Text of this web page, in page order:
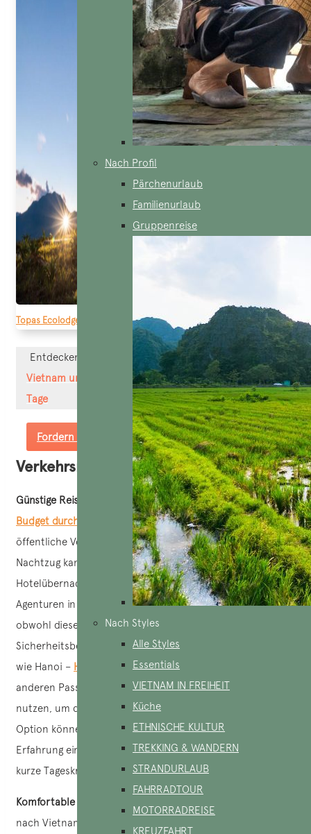
Nach Profil
Pärchenurlaub
Familienurlaub
Gruppenreise
Nach Styles
Alle Styles
Essentials
VIETNAM IN FREIHEIT
Küche
ETHNISCHE KULTUR
TREKKING & WANDERN
STRANDURLAUB
FAHRRADTOUR
MOTORRADREISE
KREUZFAHRT
Topas Ecolodge – eine der Ökolodges in Vietnam, um ein Abenteuer in
Entdecken mehr>>
Kreuzfahrt auf dem Mekong
Vietnam und Strandurlaub auf der Insel Phu Quoc 12
Tage
Fordern Sie ein maßgeschneidertes Angebot an
Verkehrsmittel
Günstige Reise nach Vietnam:Mit einem begrenzten
Budget durch Vietnam zu reisen, bedeutet oft, dass man
öffentliche Verkehrsmittel benutzen muss. Mit dem
Nachtzug kann man günstig reisen und gleichzeitig eine
Hotelübernachtung einsparen. Zuverlässige lokale
Agenturen in Vietnam empfehlen Nachtbusse nicht,
obwohl diese Option verfügbar ist, da es
Sicherheitsbedenken für Reisende gibt. Für einige Routen,
wie Hanoi – Halong
, schlagen sie vor, gemeinsam mit
anderen Passagieren Shuttle-Boote des Schiffes zu
nutzen, um die Kosten zu senken. Für eine noch günstigere
Option können die lokalen Agenturen in Vietnam die
Erfahrung einer Übernachtung auf dem Boot durch eine
kurze Tageskreuzfahrt ersetzen.
Komfortable Vietnamreise
nach Vietnam bieten lokale Agenturen Inlandsflüge mit der